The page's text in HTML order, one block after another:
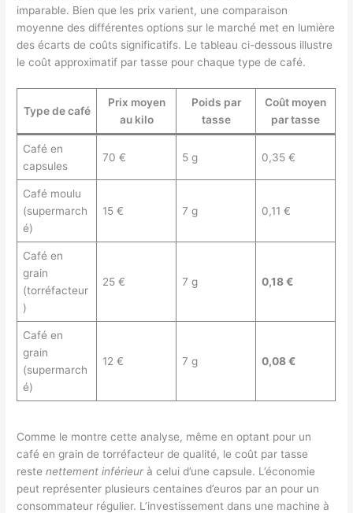
imparable. Bien que les prix varient, une comparaison
moyenne des différentes options sur le marché met en lumière
des écarts de coûts significatifs. Le tableau ci-dessous illustre
le coût approximatif par tasse pour chaque type de café.
Type de café
Prix moyen
au kilo
Poids par
tasse
Coût moyen
par tasse
Café en
capsules
70 € 5 g 0,35 €
Café moulu
(supermarch
é)
15 € 7 g 0,11 €
Café en
grain
(torréfacteur
)
25 € 7 g 0,18 €
Café en
grain
(supermarch
é)
12 € 7 g 0,08 €
Comme le montre cette analyse, même en optant pour un
café en grain de torréfacteur de qualité, le coût par tasse
restenettement inférieurà celui d’une capsule. L’économie
peut représenter plusieurs centaines d’euros par an pour un
consommateur régulier. L’investissement dans une machine à